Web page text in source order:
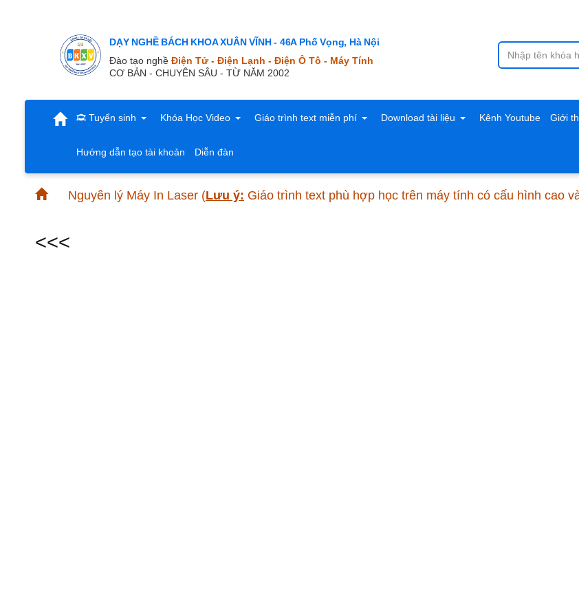
DẠY NGHỀ BÁCH KHOA XUÂN VĨNH - 46A Phố Vọng, Hà Nội
Đào tạo nghề Điện Tử - Điện Lạnh - Điện Ô Tô - Máy Tính
CƠ BẢN - CHUYÊN SÂU - TỪ NĂM 2002
Tuyển sinh Khóa Học Video Giáo trình text miễn phí Download tài liệu Kênh Youtube Giới
Hướng dẫn tạo tài khoản Diễn đàn
Nguyên lý Máy In Laser (Lưu ý: Giáo trình text phù hợp học trên máy tính có cấu hình cao
<<<